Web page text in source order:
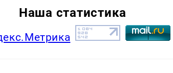
Наша статистика